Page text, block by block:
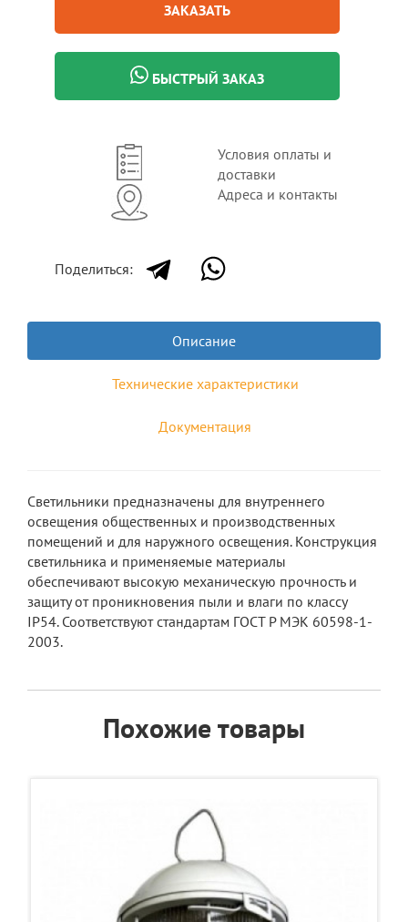
ЗАКАЗАТЬ
БЫСТРЫЙ ЗАКАЗ
Условия оплаты и
доставки
Адреса и контакты
Поделиться:
Описание
Технические характеристики
Документация
Светильники предназначены для внутреннего
освещения общественных и производственных
помещений и для наружного освещения. Конструкция
светильника и применяемые материалы
обеспечивают высокую механическую прочность и
защиту от проникновения пыли и влаги по классу
IP54. Соответствуют стандартам ГОСТ Р МЭК 60598-1-
2003.
Похожие товары